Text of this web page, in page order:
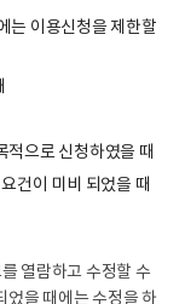
는 이용신청을 제한할
적으로 신청하였을 때
건이 미비 되었을 때
열람하고 수정할 수
었을 때에는 수정을 하